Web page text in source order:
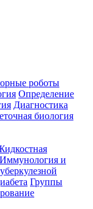
роботы
Определение
Диагностика
биология
Иммунология и
Группы